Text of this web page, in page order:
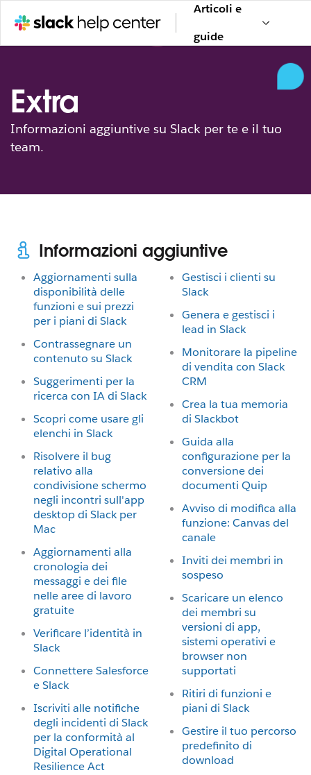
Articoli e
guide
Extra
Informazioni aggiuntive su Slack per te e il tuo
team.
Informazioni aggiuntive
Aggiornamenti sulla
disponibilità delle
funzioni e sui prezzi
per i piani di Slack
Contrassegnare un
contenuto su Slack
Suggerimenti per la
ricerca con IA di Slack
Scopri come usare gli
elenchi in Slack
Risolvere il bug
relativo alla
condivisione schermo
negli incontri sull'app
desktop di Slack per
Mac
Aggiornamenti alla
cronologia dei
messaggi e dei file
nelle aree di lavoro
gratuite
Verificare l’identità in
Slack
Connettere Salesforce
e Slack
Iscriviti alle notifiche
degli incidenti di Slack
per la conformità al
Digital Operational
Resilience Act
Gestisci i clienti su
Slack
Genera e gestisci i
lead in Slack
Monitorare la pipeline
di vendita con Slack
CRM
Crea la tua memoria
di Slackbot
Guida alla
configurazione per la
conversione dei
documenti Quip
Avviso di modifica alla
funzione: Canvas del
canale
Inviti dei membri in
sospeso
Scaricare un elenco
dei membri su
versioni di app,
sistemi operativi e
browser non
supportati
Ritiri di funzioni e
piani di Slack
Gestire il tuo percorso
predefinito di
download